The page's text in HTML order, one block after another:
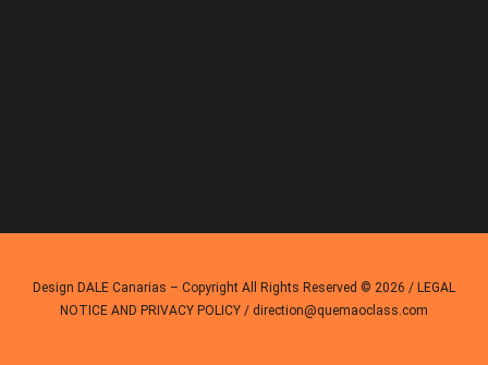
Design DALE Canarias – Copyright All Rights Reserved © 2026 / LEGAL
NOTICE AND PRIVACY POLICY / direction@quemaoclass.com